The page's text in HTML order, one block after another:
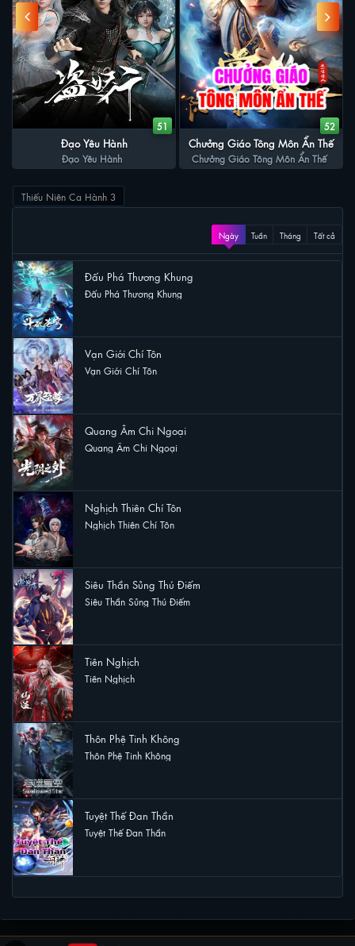
51
Đạo Yêu Hành
Đạo Yêu Hành
52
Chưởng Giáo Tông Môn Ẩn Thế
Chưởng Giáo Tông Môn Ẩn Thế
Thiếu Niên Ca Hành 3
Ngày Tuần Tháng Tất cả
Đấu Phá Thương Khung
Đấu Phá Thương Khung
Vạn Giới Chí Tôn
Vạn Giới Chí Tôn
Quang Âm Chi Ngoại
Quang Âm Chi Ngoại
Nghịch Thiên Chí Tôn
Nghịch Thiên Chí Tôn
Siêu Thần Sủng Thú Điếm
Siêu Thần Sủng Thú Điếm
Tiên Nghịch
Tiên Nghịch
Thôn Phệ Tinh Không
Thôn Phệ Tinh Không
Tuyệt Thế Đan Thần
Tuyệt Thế Đan Thần